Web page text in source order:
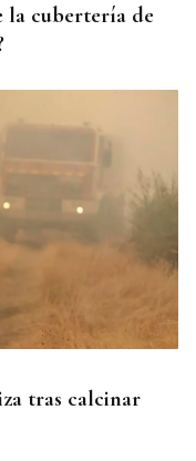
la cubertería de
tras calcinar